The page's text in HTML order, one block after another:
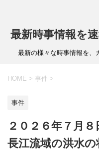
最新時事情報を
最新の様々な時事情報を、
HOME > 事件 >
事件
２０２６年７月
長江流域の洪水の